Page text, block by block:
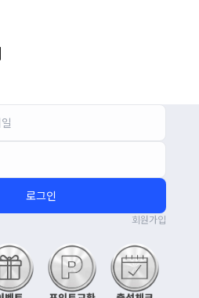
로그인
회원가입